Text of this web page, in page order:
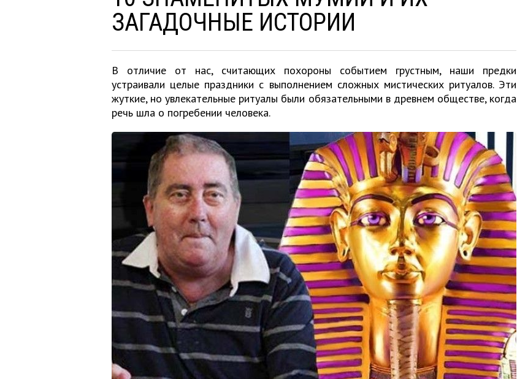
ЗАГАДОЧНЫЕ ИСТОРИИ
В отличие от нас, считающих похороны событием грустным, наши предки
устраивали целые праздники с выполнением сложных мистических ритуалов. Эти
жуткие, но увлекательные ритуалы были обязательными в древнем обществе, когда
речь шла о погребении человека.